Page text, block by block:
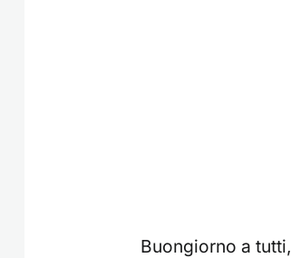
Buongiorno a tutti,